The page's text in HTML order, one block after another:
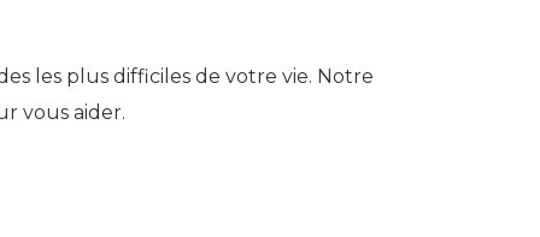
les plus difficiles de votre vie. Notre
vous aider.